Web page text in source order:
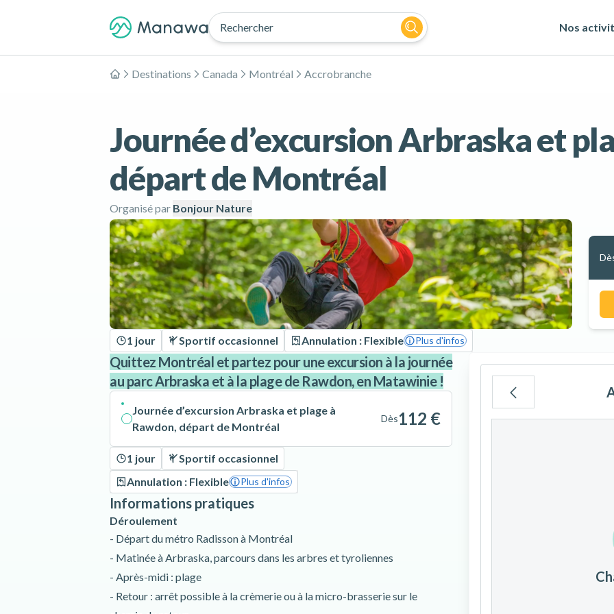
Rechercher Nos
Accueil
Destinations Canada Montréal Accrobranche
Journée d’excursion Arbraska et
départ de Montréal
Organisé par Bonjour Nature
1 jour Sportif occasionnel Annulation : Flexible Plus d'infos
Quittez Montréal et partez pour une excursion à la journée
au parc Arbraska et à la plage de Rawdon, en Matawinie !
Journée d’excursion Arbraska et plage à
Rawdon, départ de Montréal
Dès112 €
1 jour
Sportif occasionnel
Annulation : Flexible
Plus d'infos
Informations pratiques
Déroulement
- Départ du métro Radisson à Montréal
- Matinée à Arbraska, parcours dans les arbres et tyroliennes
- Après-midi : plage
- Retour : arrêt possible à la crèmerie ou à la micro-brasserie sur le
19